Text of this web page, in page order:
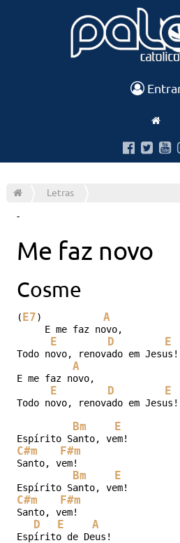
Letras
-
Me faz novo
Cosme
(E7) A
     E me faz novo,
E D E
Todo novo, renovado em Jesus!
A
E me faz novo,
E D E
Todo novo, renovado em Jesus!
Bm E
C#m F#m
Santo, vem!
Bm E
C#m F#m
Santo, vem!
D E A
Espírito de Deus!